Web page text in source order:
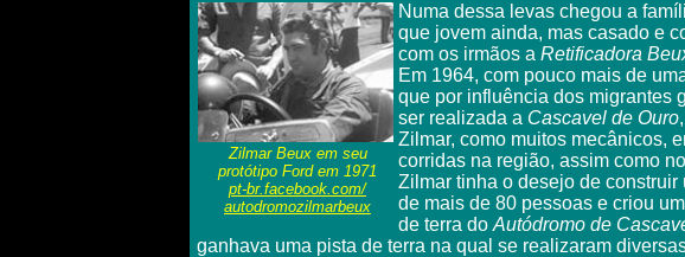
Zilmar Beux em seu
protótipo Ford em 1971
pt-br.facebook.com/
autodromozilmarbeux
Numa dessa levas chegou a
que jovem ainda, mas casado e
com os irmãos a Retificadora
Em 1964, com pouco mais de
que por influência dos migrantes
ser realizada a Cascavel de Ouro
Zilmar, como muitos mecânicos,
corridas na região, assim como
Zilmar tinha o desejo de
de mais de 80 pessoas e criou
de terra do Autódromo de
ganhava uma pista de terra na qual se realizaram